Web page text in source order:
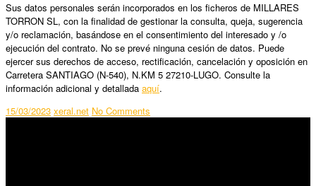
Sus datos personales serán incorporados en los ficheros de MILLARES
TORRON SL, con la finalidad de gestionar la consulta, queja, sugerencia
y/o reclamación, basándose en el consentimiento del interesado y /o
ejecución del contrato. No se prevé ninguna cesión de datos. Puede
ejercer sus derechos de acceso, rectificación, cancelación y oposición en
Carretera SANTIAGO (N-540), N.KM 5 27210-LUGO. Consulte la
información adicional y detallada aquí.
15/03/2023 xeral.net No Comments